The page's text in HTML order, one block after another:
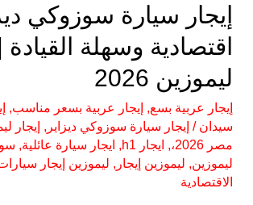
إيجار سيارة سوزوكي
اقتصادية وسهلة القيادة
ليموزين 2026
إيجار عربية بسع, إيجار عربية بسعر مناسب,
سيدان / إيجار سيارة سوزوكي ديزاير , إيجار
مصر 2026،
, ايجار h1 , ايجار سيارة عائلية,
ليموزين, ليموزين إيجار , ليموزين إيجار سيارات
الاقتصادية
الدولي
ليموزين
2026